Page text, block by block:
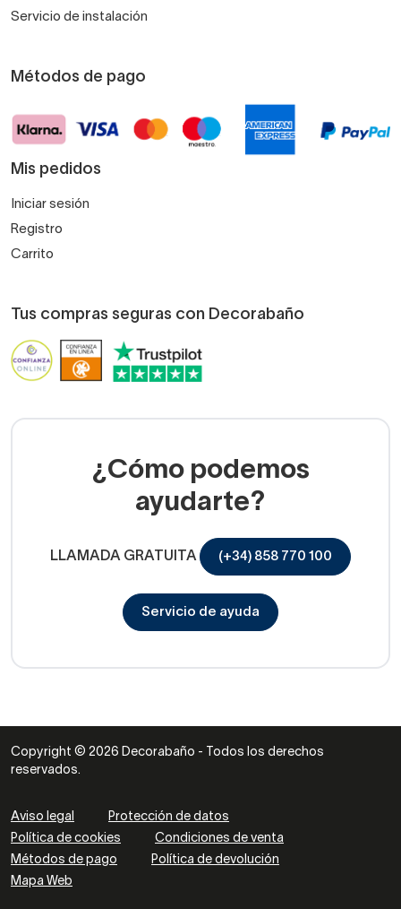
Servicio de instalación
Métodos de pago
Mis pedidos
Iniciar sesión
Registro
Carrito
Tus compras seguras con Decorabaño
¿Cómo podemos
ayudarte?
LLAMADA GRATUITA (+34) 858 770 100
Servicio de ayuda
Copyright © 2026 Decorabaño - Todos los derechos
reservados.
Aviso legal
Protección de datos
Política de cookies
Condiciones de venta
Métodos de pago
Política de devolución
Mapa Web